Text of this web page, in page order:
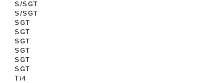
S/SGT
S/SGT
SGT
SGT
SGT
SGT
SGT
SGT
T/4